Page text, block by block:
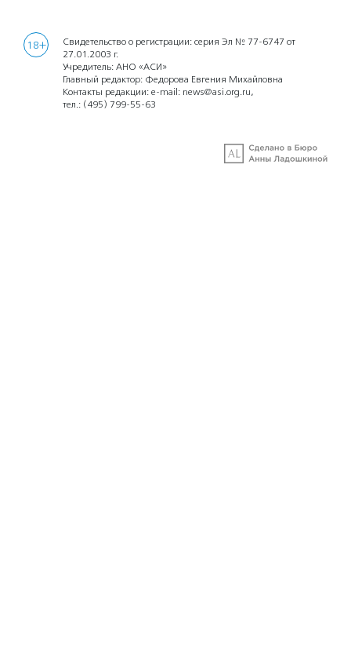
18+
Свидетельство о регистрации: серия Эл № 77-6747 от
27.01.2003 г.
Учредитель: АНО «АСИ»
Главный редактор: Федорова Евгения Михайловна
Контакты редакции: e-mail: news@asi.org.ru,
тел.: (495) 799-55-63